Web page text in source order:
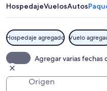
HospedajeVuelosAutos
Hospedaje agregado Vuelo
Agregar varias fechas
Origen